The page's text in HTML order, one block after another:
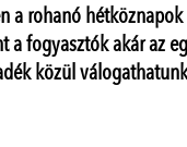
a rohanó
a fogyasztók akár az
közül